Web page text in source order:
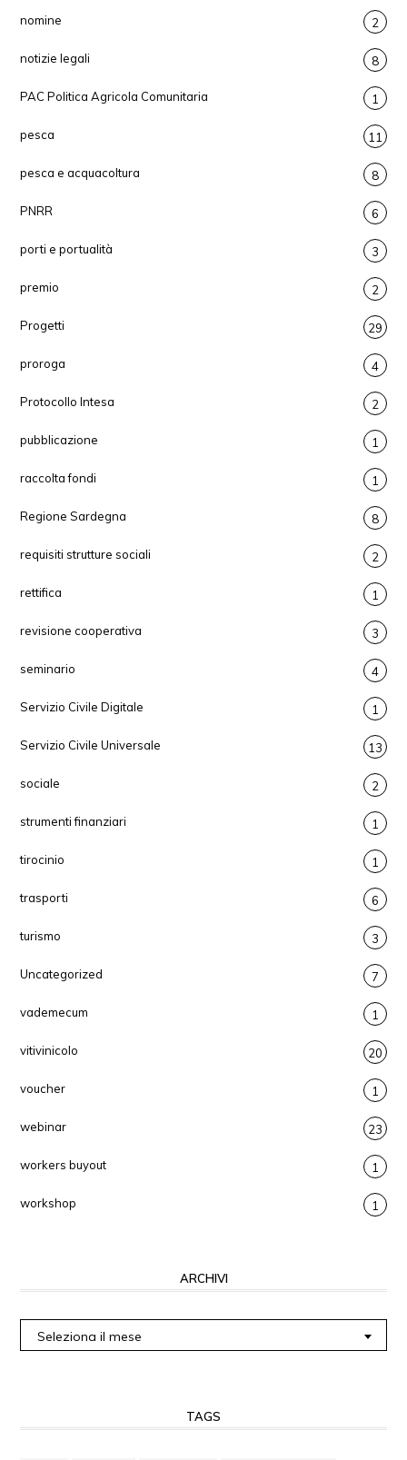
nomine 2
notizie legali 8
PAC Politica Agricola Comunitaria 1
pesca 11
pesca e acquacoltura 8
PNRR 6
porti e portualità 3
premio 2
Progetti 29
proroga 4
Protocollo Intesa 2
pubblicazione 1
raccolta fondi 1
Regione Sardegna 8
requisiti strutture sociali 2
rettifica 1
revisione cooperativa 3
seminario 4
Servizio Civile Digitale 1
Servizio Civile Universale 13
sociale 2
strumenti finanziari 1
tirocinio 1
trasporti 6
turismo 3
Uncategorized 7
vademecum 1
vitivinicolo 20
voucher 1
webinar 23
workers buyout 1
workshop 1
ARCHIVI
Seleziona il mese
TAGS